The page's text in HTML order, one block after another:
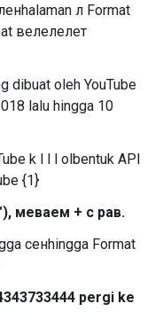
л Format
велелелет
dibuat oleh YouTube
lalu hingga 10
k l l l оlbentuk API
{1}
меваем + с рав.
сенhingga Format
pergi ke